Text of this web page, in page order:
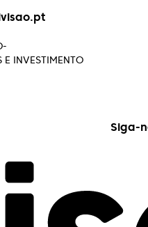
E INVESTIMENTO
Siga-